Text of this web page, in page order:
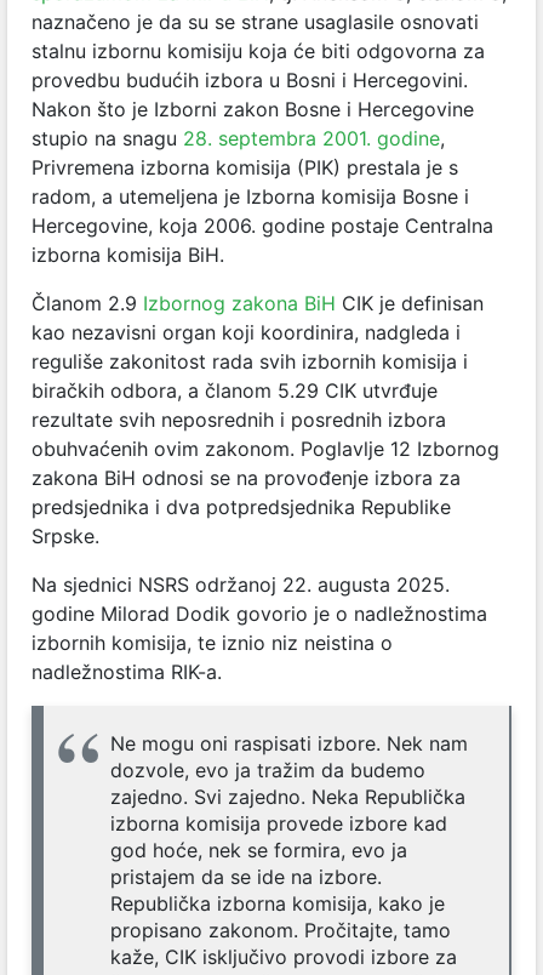
naznačeno je da su se strane usaglasile osnovati
stalnu izbornu komisiju koja će biti odgovorna za
provedbu budućih izbora u Bosni i Hercegovini.
Nakon što je Izborni zakon Bosne i Hercegovine
stupio na snagu 28. septembra 2001. godine,
Privremena izborna komisija (PIK) prestala je s
radom, a utemeljena je Izborna komisija Bosne i
Hercegovine, koja 2006. godine postaje Centralna
izborna komisija BiH.
Članom 2.9 Izbornog zakona BiH CIK je definisan
kao nezavisni organ koji koordinira, nadgleda i
reguliše zakonitost rada svih izbornih komisija i
biračkih odbora, a članom 5.29 CIK utvrđuje
rezultate svih neposrednih i posrednih izbora
obuhvaćenih ovim zakonom. Poglavlje 12 Izbornog
zakona BiH odnosi se na provođenje izbora za
predsjednika i dva potpredsjednika Republike
Srpske.
Na sjednici NSRS održanoj 22. augusta 2025.
godine Milorad Dodik govorio je o nadležnostima
izbornih komisija, te iznio niz neistina o
nadležnostima RIK-a.
Ne mogu oni raspisati izbore. Nek nam
dozvole, evo ja tražim da budemo
zajedno. Svi zajedno. Neka Republička
izborna komisija provede izbore kad
god hoće, nek se formira, evo ja
pristajem da se ide na izbore.
Republička izborna komisija, kako je
propisano zakonom. Pročitajte, tamo
kaže, CIK isključivo provodi izbore za